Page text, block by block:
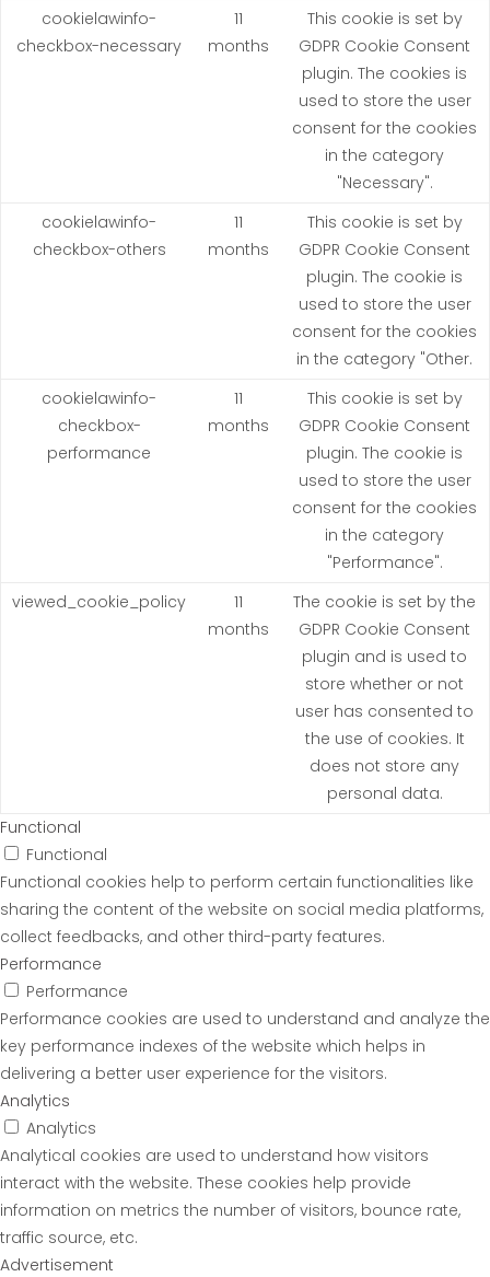
cookielawinfo-
checkbox-necessary
11
months
This cookie is set by
GDPR Cookie Consent
plugin. The cookies is
used to store the user
consent for the cookies
in the category
"Necessary".
cookielawinfo-
checkbox-others
11
months
This cookie is set by
GDPR Cookie Consent
plugin. The cookie is
used to store the user
consent for the cookies
in the category "Other.
cookielawinfo-
checkbox-
performance
11
months
This cookie is set by
GDPR Cookie Consent
plugin. The cookie is
used to store the user
consent for the cookies
in the category
"Performance".
viewed_cookie_policy
11
months
The cookie is set by the
GDPR Cookie Consent
plugin and is used to
store whether or not
user has consented to
the use of cookies. It
does not store any
personal data.
Functional
Functional
Functional cookies help to perform certain functionalities like
sharing the content of the website on social media platforms,
collect feedbacks, and other third-party features.
Performance
Performance
Performance cookies are used to understand and analyze the
key performance indexes of the website which helps in
delivering a better user experience for the visitors.
Analytics
Analytics
Analytical cookies are used to understand how visitors
interact with the website. These cookies help provide
information on metrics the number of visitors, bounce rate,
traffic source, etc.
Advertisement